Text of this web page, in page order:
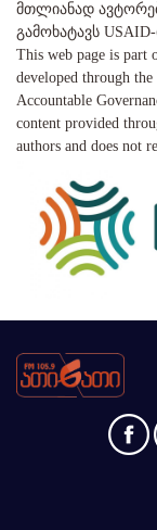
მთლიანად
გამოხატავს
This web page is part
developed through
Accountable
content provided
authors and does not